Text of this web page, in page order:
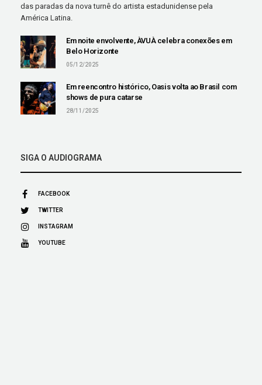
das paradas da nova turnê do artista estadunidense pela
América Latina.
Em noite envolvente, ÀVUÀ celebra conexões em
Belo Horizonte
05/12/2025
Em reencontro histórico, Oasis volta ao Brasil com
shows de pura catarse
28/11/2025
SIGA O AUDIOGRAMA
FACEBOOK
TWITTER
INSTAGRAM
YOUTUBE